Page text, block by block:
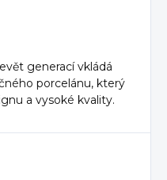
generací vkládá
porcelánu, který
a vysoké kvality.